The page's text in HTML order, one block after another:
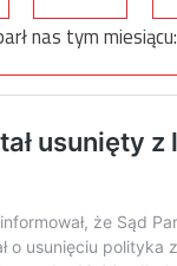
nas tym miesiącu: